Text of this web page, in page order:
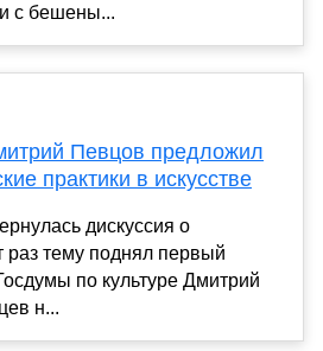
с бешены...
Певцов предложил
практики в искусстве
дискуссия о
раз тему поднял первый
по культуре Дмитрий
н...